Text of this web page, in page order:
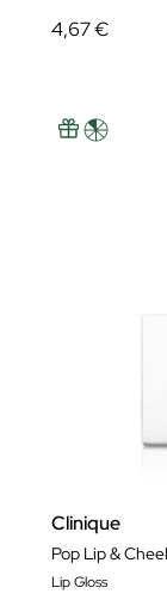
4,67 €
Clinique
Pop Lip &
Lip Gloss